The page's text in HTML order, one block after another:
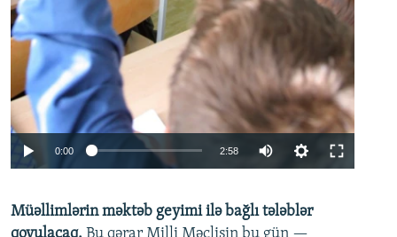
0:00 2:58
360p
Müəllimlərin məktəb geyimi ilə bağlı tələblər